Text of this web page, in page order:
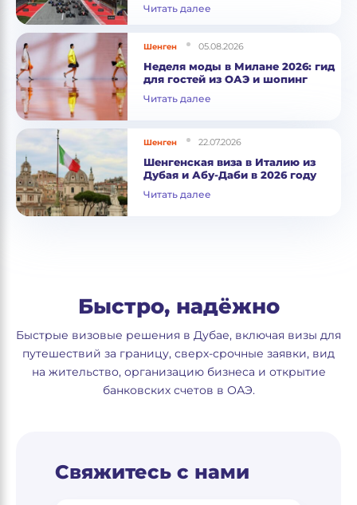
Читать далее
Шенген 05.08.2026
Неделя моды в Милане 2026: гид
для гостей из ОАЭ и шопинг
Читать далее
Шенген 22.07.2026
Шенгенская виза в Италию из
Дубая и Абу-Даби в 2026 году
Читать далее
Быстро, надёжно
Быстрые визовые решения в Дубае, включая визы для
путешествий за границу, сверх-срочные заявки, вид
на жительство, организацию бизнеса и открытие
банковских счетов в ОАЭ.
Свяжитесь с нами